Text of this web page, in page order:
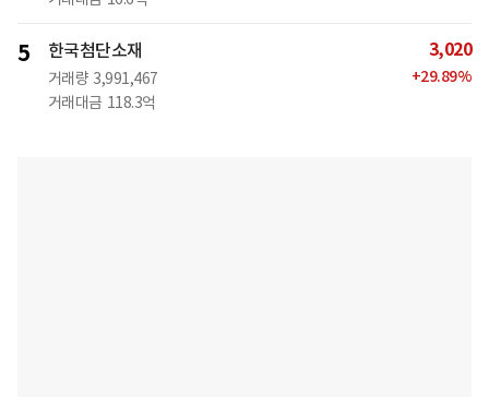
5 한국첨단소재
거래량 3,991,467
거래대금 118.3억
3,020
+29.89%